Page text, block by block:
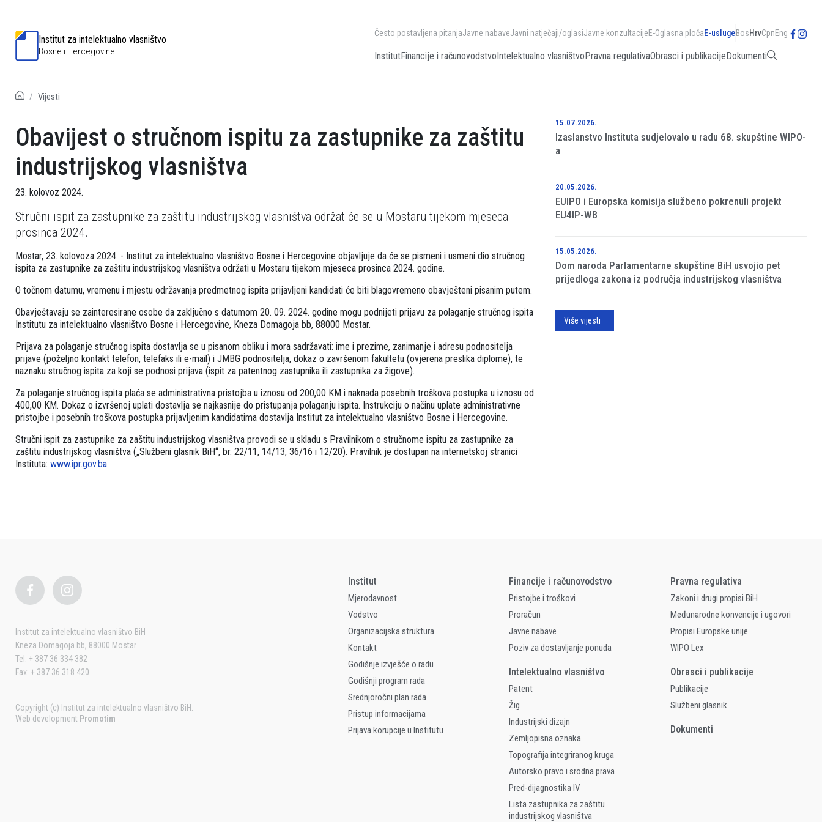
Institut za intelektualno vlasništvo
Bosne i Hercegovine
Često postavljena pitanjaJavne nabaveJavni natječaji/oglasiJavne konzultacijeE-Oglasna pločaE-uslugeBosHrvСрпEng
InstitutFinancije i računovodstvoIntelektualno vlasništvoPravna regulativaObrasci i publikacijeDokumenti
Vijesti
Obavijest o stručnom ispitu za zastupnike za zaštitu
industrijskog vlasništva
23. kolovoz 2024.
Stručni ispit za zastupnike za zaštitu industrijskog vlasništva održat će se u Mostaru tijekom mjeseca
prosinca 2024.
Mostar, 23. kolovoza 2024. - Institut za intelektualno vlasništvo Bosne i Hercegovine objavljuje da će se pismeni i usmeni dio stručnog
ispita za zastupnike za zaštitu industrijskog vlasništva održati u Mostaru tijekom mjeseca prosinca 2024. godine.
O točnom datumu, vremenu i mjestu održavanja predmetnog ispita prijavljeni kandidati će biti blagovremeno obavješteni pisanim putem.
Obavještavaju se zainteresirane osobe da zaključno s datumom 20. 09. 2024. godine mogu podnijeti prijavu za polaganje stručnog ispita
Institutu za intelektualno vlasništvo Bosne i Hercegovine, Kneza Domagoja bb, 88000 Mostar.
Prijava za polaganje stručnog ispita dostavlja se u pisanom obliku i mora sadržavati: ime i prezime, zanimanje i adresu podnositelja
prijave (poželjno kontakt telefon, telefaks ili e-mail) i JMBG podnositelja, dokaz o završenom fakultetu (ovjerena preslika diplome), te
naznaku stručnog ispita za koji se podnosi prijava (ispit za patentnog zastupnika ili zastupnika za žigove).
Za polaganje stručnog ispita plaća se administrativna pristojba u iznosu od 200,00 KM i naknada posebnih troškova postupka u iznosu od
400,00 KM. Dokaz o izvršenoj uplati dostavlja se najkasnije do pristupanja polaganju ispita. Instrukciju o načinu uplate administrativne
pristojbe i posebnih troškova postupka prijavljenim kandidatima dostavlja Institut za intelektualno vlasništvo Bosne i Hercegovine.
Stručni ispit za zastupnike za zaštitu industrijskog vlasništva provodi se u skladu s Pravilnikom o stručnome ispitu za zastupnike za
zaštitu industrijskog vlasništva („Službeni glasnik BiH“, br. 22/11, 14/13, 36/16 i 12/20). Pravilnik je dostupan na internetskoj stranici
Instituta: www.ipr.gov.ba.
15.07.2026.
Izaslanstvo Instituta sudjelovalo u radu 68. skupštine WIPO-
a
20.05.2026.
EUIPO i Europska komisija službeno pokrenuli projekt
EU4IP-WB
15.05.2026.
Dom naroda Parlamentarne skupštine BiH usvojio pet
prijedloga zakona iz područja industrijskog vlasništva
Više vijesti
Institut za intelektualno vlasništvo BiH
Kneza Domagoja bb, 88000 Mostar
Tel: + 387 36 334 382
Fax: + 387 36 318 420
Copyright (c) Institut za intelektualno vlasništvo BiH.
Web development Promotim
Institut
Mjerodavnost
Vodstvo
Organizacijska struktura
Kontakt
Godišnje izvješće o radu
Godišnji program rada
Srednjoročni plan rada
Pristup informacijama
Prijava korupcije u Institutu
Financije i računovodstvo
Pristojbe i troškovi
Proračun
Javne nabave
Poziv za dostavljanje ponuda
Intelektualno vlasništvo
Patent
Žig
Industrijski dizajn
Zemljopisna oznaka
Topografija integriranog kruga
Autorsko pravo i srodna prava
Pred-dijagnostika IV
Lista zastupnika za zaštitu
industrijskog vlasništva
Pravna regulativa
Zakoni i drugi propisi BiH
Međunarodne konvencije i ugovori
Propisi Europske unije
WIPO Lex
Obrasci i publikacije
Publikacije
Službeni glasnik
Dokumenti